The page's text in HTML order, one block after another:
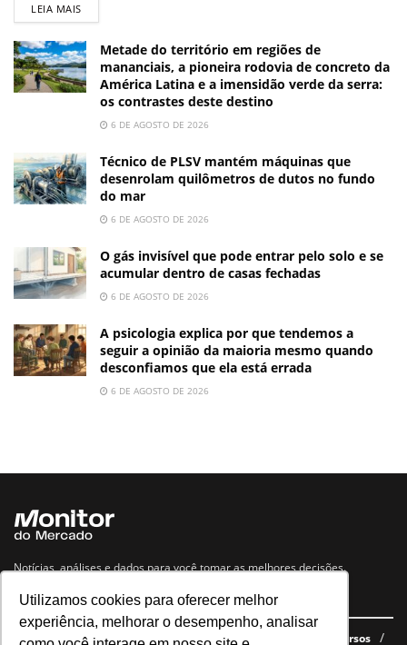
Utilizamos cookies para oferecer melhor
experiência, melhorar o desempenho, analisar
LEIA MAIS
Metade do território em regiões de
mananciais, a pioneira rodovia de concreto da
América Latina e a imensidão verde da serra:
os contrastes deste destino
6 DE AGOSTO DE 2026
Técnico de PLSV mantém máquinas que
desenrolam quilômetros de dutos no fundo
do mar
6 DE AGOSTO DE 2026
O gás invisível que pode entrar pelo solo e se
acumular dentro de casas fechadas
6 DE AGOSTO DE 2026
A psicologia explica por que tendemos a
seguir a opinião da maioria mesmo quando
desconfiamos que ela está errada
6 DE AGOSTO DE 2026
Notícias, análises e dados para você tomar as melhores decisões.
Navegue no site
Últimas notícias Quem somos E-books gratuitos Cursos